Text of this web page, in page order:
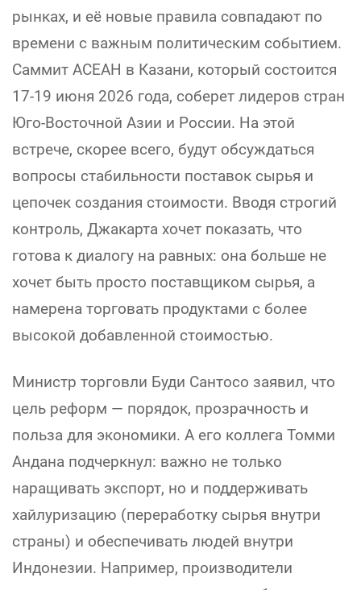
рынках, и её новые правила совпадают по
времени с важным политическим событием.
Саммит АСЕАН в Казани, который состоится
17-19 июня 2026 года, соберет лидеров стран
Юго-Восточной Азии и России. На этой
встрече, скорее всего, будут обсуждаться
вопросы стабильности поставок сырья и
цепочек создания стоимости. Вводя строгий
контроль, Джакарта хочет показать, что
готова к диалогу на равных: она больше не
хочет быть просто поставщиком сырья, а
намерена торговать продуктами с более
высокой добавленной стоимостью.
Министр торговли Буди Сантосо заявил, что
цель реформ — порядок, прозрачность и
польза для экономики. А его коллега Томми
Андана подчеркнул: важно не только
наращивать экспорт, но и поддерживать
хайлуризацию (переработку сырья внутри
страны) и обеспечивать людей внутри
Индонезии. Например, производители